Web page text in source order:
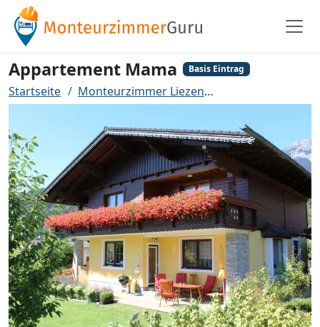
Appartement Mama Basis Eintrag
Startseite Monteurzimmer Liezen